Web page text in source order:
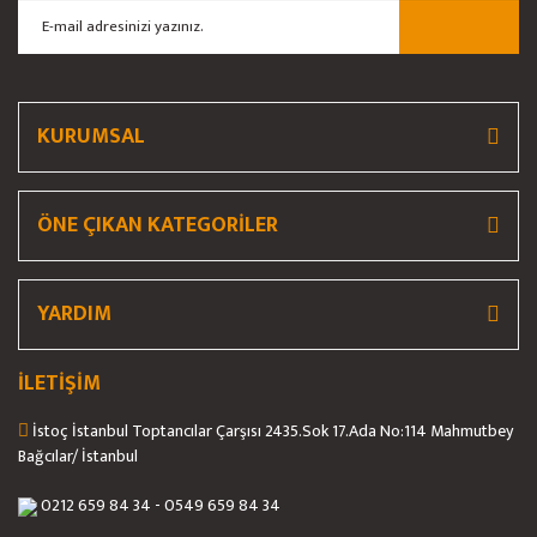
Ürün bilgilerinde hatalar bulunuyor.
Ürün fiyatı diğer sitelerden daha pahalı.
KURUMSAL
ÖNE ÇIKAN KATEGORİLER
YARDIM
İLETİŞİM
İstoç İstanbul Toptancılar Çarşısı 2435.Sok 17.Ada No:114 Mahmutbey
Bağcılar/ İstanbul
0212 659 84 34 - 0549 659 84 34